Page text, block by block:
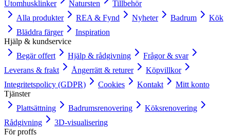
Utomhusklinker
Natursten
Tillbehör
Alla produkter
REA & Fynd Nyheter Badrum
Kök
Bläddra färger
Inspiration
Hjälp & kundservice
Begär offert
Hjälp & rådgivning
Frågor & svar
Leverans & frakt
Ångerrätt & returer
Köpvillkor
Integritetspolicy (GDPR)
Cookies Kontakt
Mitt konto
Tjänster
Plattsättning
Badrumsrenovering
Köksrenovering
Rådgivning
3D-visualisering
För proffs